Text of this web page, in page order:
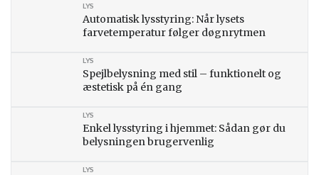
Automatisk lysstyring: Når lysets
farvetemperatur følger døgnrytmen
LYS
Spejlbelysning med stil – funktionelt og
æstetisk på én gang
LYS
Enkel lysstyring i hjemmet: Sådan gør du
belysningen brugervenlig
LYS
LYS